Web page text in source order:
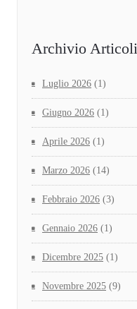
Archivio Articoli
Luglio 2026 (1)
Giugno 2026 (1)
Aprile 2026 (1)
Marzo 2026 (14)
Febbraio 2026 (3)
Gennaio 2026 (1)
Dicembre 2025 (1)
Novembre 2025 (9)